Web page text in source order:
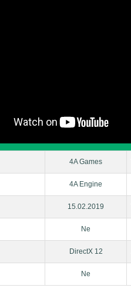
4A Games
4A Engine
15.02.2019
Ne
DirectX 12
Ne